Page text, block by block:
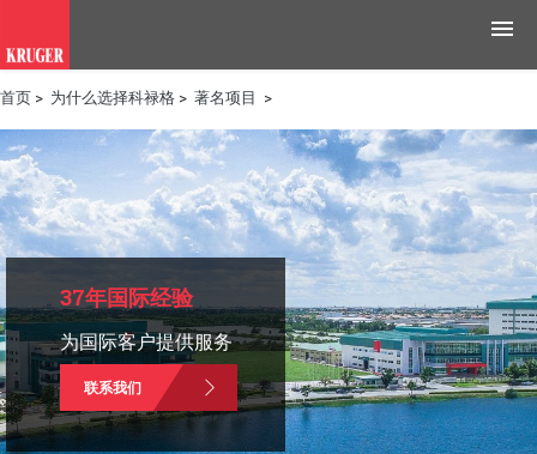
产品
应用领域
工具与资源
新闻媒体
为什么选择科禄格
招聘
首页 > 为什么选择科禄格 > 著名项目 >
37年国际经验
为国际客户提供服务
联系我们